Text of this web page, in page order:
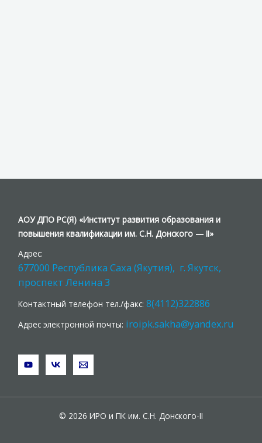
АОУ ДПО РС(Я) «Институт развития образования и
повышения квалификации им. С.Н. Донского — II»
Адрес:
677000 Республика Саха (Якутия), г. Якутск,
проспект Ленина 3
Контактный телефон тел./факс:8(4112)322886
Адрес электронной почты: iroipk.sakha@yandex.ru
© 2026 ИРО и ПК им. С.Н. Донского-II